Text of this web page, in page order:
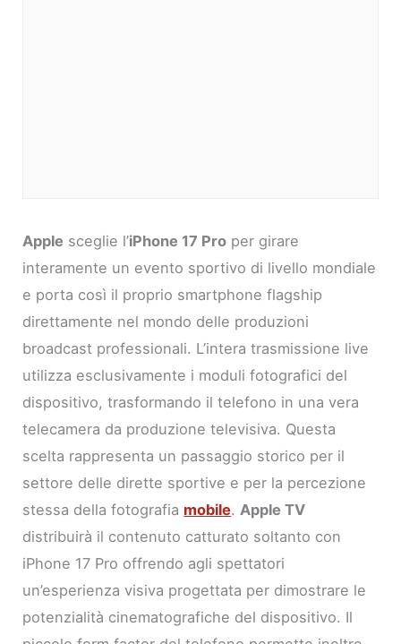
Apple sceglie l’iPhone 17 Pro per girare
interamente un evento sportivo di livello mondiale
e porta così il proprio smartphone flagship
direttamente nel mondo delle produzioni
broadcast professionali. L’intera trasmissione live
utilizza esclusivamente i moduli fotografici del
dispositivo, trasformando il telefono in una vera
telecamera da produzione televisiva. Questa
scelta rappresenta un passaggio storico per il
settore delle dirette sportive e per la percezione
stessa della fotografia mobile.Apple TV
distribuirà il contenuto catturato soltanto con
iPhone 17 Pro offrendo agli spettatori
un’esperienza visiva progettata per dimostrare le
potenzialità cinematografiche del dispositivo. Il